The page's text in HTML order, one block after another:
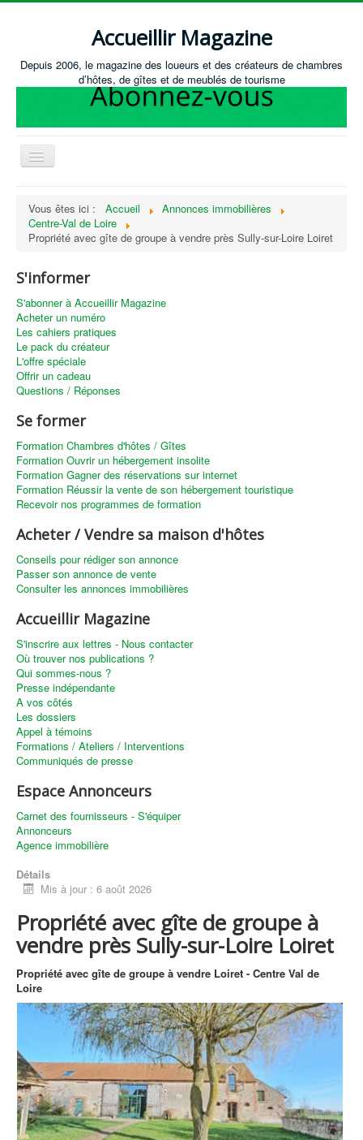
Accueillir Magazine
Depuis 2006, le magazine des loueurs et des créateurs de chambres
d’hôtes, de gîtes et de meublés de tourisme
Basculer
Créer / Ouvrir
S'équiper
Annonces immobilières
Recevoir les annonces immobilières / Nous contacter
Vous êtes ici : Accueil
Annonces immobilières
Centre-Val de Loire
Propriété avec gîte de groupe à vendre près Sully-sur-Loire Loiret
S'informer
S'abonner à Accueillir Magazine
Acheter un numéro
Les cahiers pratiques
Le pack du créateur
L'offre spéciale
Offrir un cadeau
Questions / Réponses
Se former
Formation Chambres d'hôtes / Gîtes
Formation Ouvrir un hébergement insolite
Formation Gagner des réservations sur internet
Formation Réussir la vente de son hébergement touristique
Recevoir nos programmes de formation
Acheter / Vendre sa maison d'hôtes
Conseils pour rédiger son annonce
Passer son annonce de vente
Consulter les annonces immobilières
Accueillir Magazine
S'inscrire aux lettres - Nous contacter
Où trouver nos publications ?
Qui sommes-nous ?
Presse indépendante
A vos côtés
Les dossiers
Appel à témoins
Formations / Ateliers / Interventions
Communiqués de presse
Espace Annonceurs
Carnet des fournisseurs - S'équiper
Annonceurs
Agence immobilière
Détails
Mis à jour : 6 août 2026
Propriété avec gîte de groupe à
vendre près Sully-sur-Loire Loiret
Propriété avec gîte de groupe à vendre Loiret - Centre Val de
Loire